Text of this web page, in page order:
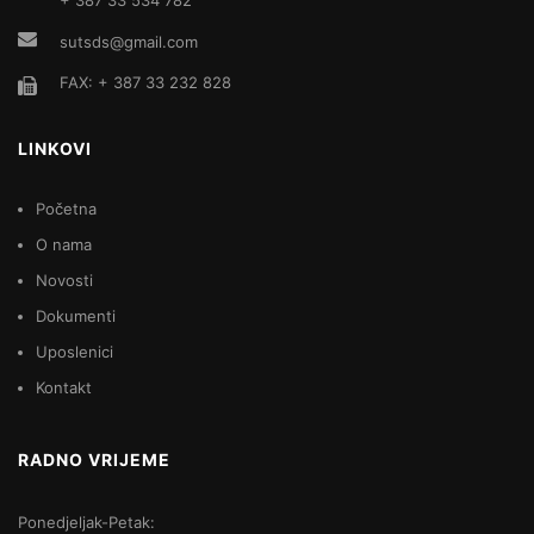
sutsds@gmail.com
FAX: + 387 33 232 828
LINKOVI
Početna
O nama
Novosti
Dokumenti
Uposlenici
Kontakt
RADNO VRIJEME
Ponedjeljak-Petak: